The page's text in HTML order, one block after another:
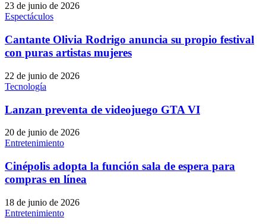
23 de junio de 2026
Espectáculos
Cantante Olivia Rodrigo anuncia su propio festival
con puras artistas mujeres
22 de junio de 2026
Tecnología
Lanzan preventa de videojuego GTA VI
20 de junio de 2026
Entretenimiento
Cinépolis adopta la función sala de espera para
compras en línea
18 de junio de 2026
Entretenimiento